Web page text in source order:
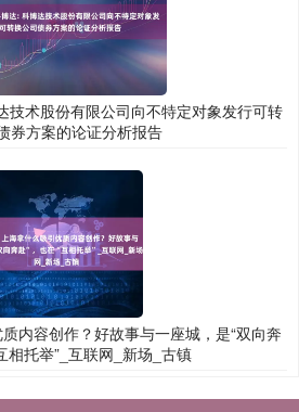
技术股份有限公司向不特定对象发行可转
券方案的论证分析报告
内容创作？好故事与一座城，是“双向奔
相托举”_互联网_新场_古镇